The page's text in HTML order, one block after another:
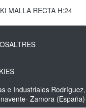
MALLA RECTA H:24
e Industriales
Zamora (España)